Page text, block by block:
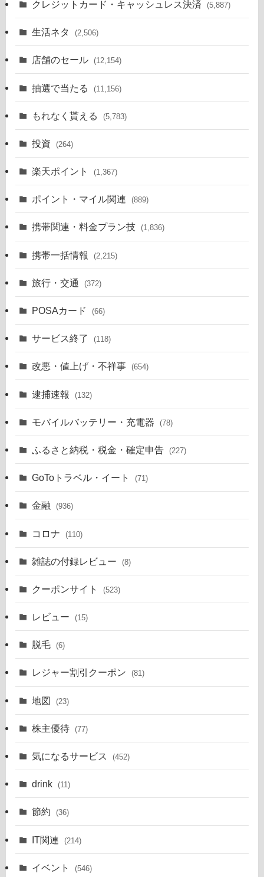
クレジットカード・キャッシュレス決済 (5,887)
生活ネタ (2,506)
店舗のセール (12,154)
抽選で当たる (11,156)
もれなく貰える (5,783)
投資 (264)
楽天ポイント (1,367)
ポイント・マイル関連 (889)
携帯関連・料金プラン技 (1,836)
携帯一括情報 (2,215)
旅行・交通 (372)
POSAカード (66)
サービス終了 (118)
改悪・値上げ・不祥事 (654)
逮捕速報 (132)
モバイルバッテリー・充電器 (78)
ふるさと納税・税金・確定申告 (227)
GoToトラベル・イート (71)
金融 (936)
コロナ (110)
雑誌の付録レビュー (8)
クーポンサイト (523)
レビュー (15)
脱毛 (6)
レジャー割引クーポン (81)
地図 (23)
株主優待 (77)
気になるサービス (452)
drink (11)
節約 (36)
IT関連 (214)
イベント (546)